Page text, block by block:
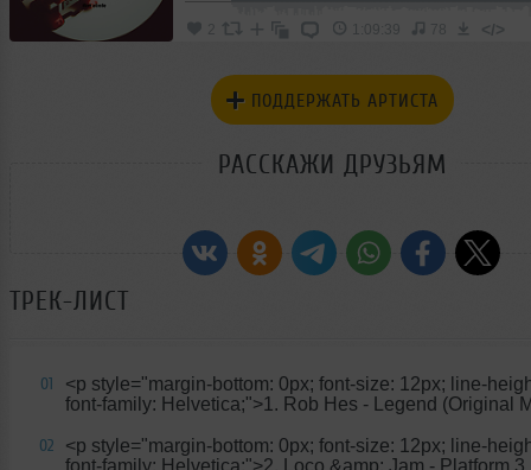
2 1:09:39 78 </>
ПОДДЕРЖАТЬ АРТИСТА
РАССКАЖИ ДРУЗЬЯМ
ТРЕК-ЛИСТ
01
<p style="margin-bottom: 0px; font-size: 12px; line-
font-family: Helvetica;">1. Rob Hes - Legend (Original
02
<p style="margin-bottom: 0px; font-size: 12px; line-
font-family: Helvetica;">2. Loco &amp; Jam - Platform 3